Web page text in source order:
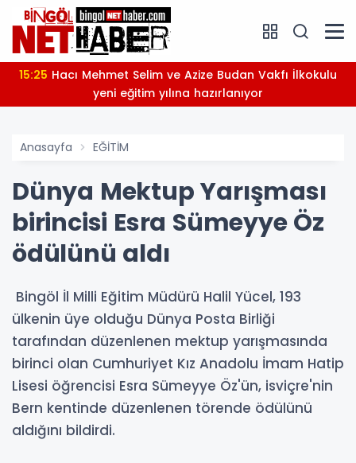
15:25
yeni eğitim yılına hazırlanıyor
Anasayfa EĞİTİM
Dünya Mektup Yarışması
birincisi Esra Sümeyye Öz
ödülünü aldı
Bingöl İl Milli Eğitim Müdürü Halil Yücel, 193
ülkenin üye olduğu Dünya Posta Birliği
tarafından düzenlenen mektup yarışmasında
birinci olan Cumhuriyet Kız Anadolu İmam Hatip
Lisesi öğrencisi Esra Sümeyye Öz'ün, isviçre'nin
Bern kentinde düzenlenen törende ödülünü
aldığını bildirdi.